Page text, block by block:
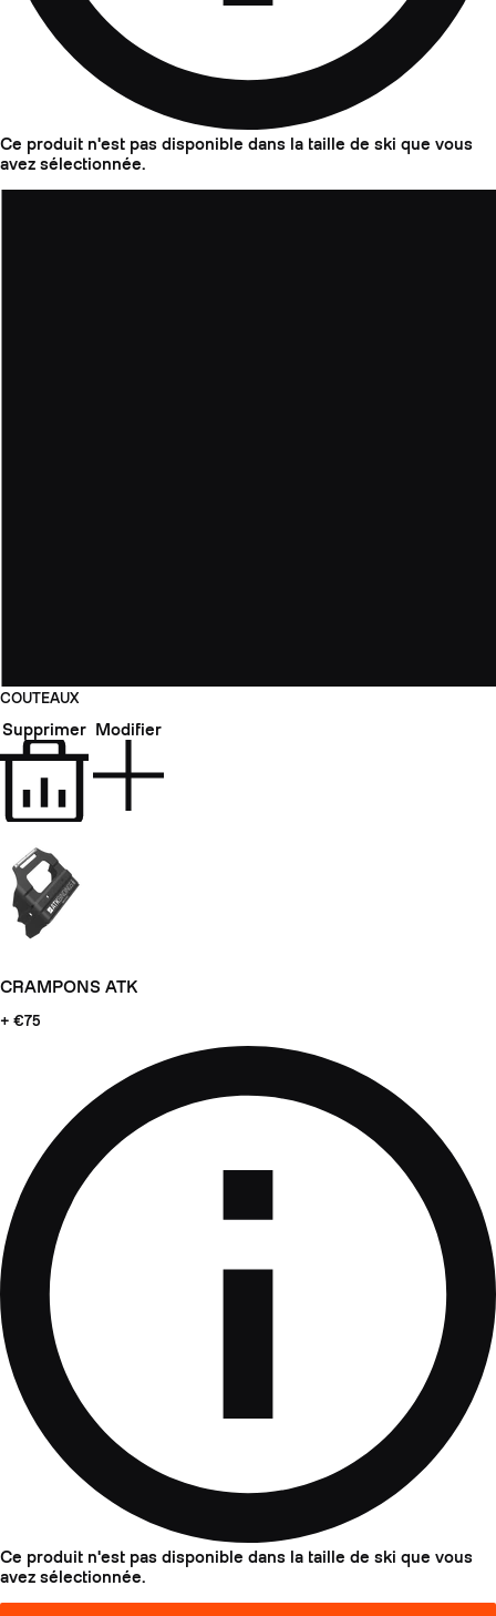
Ce produit n'est pas disponible dans la taille de ski que vous
avez sélectionnée.
COUTEAUX
Supprimer Modifier
CRAMPONS ATK
+ €75
Ce produit n'est pas disponible dans la taille de ski que vous
avez sélectionnée.